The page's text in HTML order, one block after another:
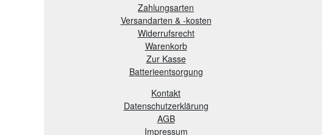
Zahlungsarten
Versandarten & -kosten
Widerrufsrecht
Warenkorb
Zur Kasse
Batterieentsorgung
Kontakt
Datenschutzerklärung
AGB
Impressum